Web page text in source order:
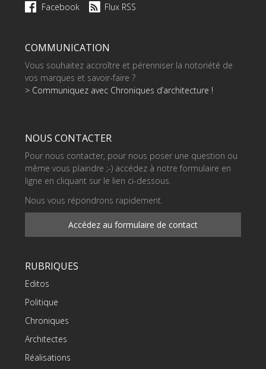
Facebook Flux RSS
COMMUNICATION
Vous souhaitez accroître et pérenniser la notoriété de
vos marques et savoir-faire ?
> Communiquez avec Chroniques d’architecture !
NOUS CONTACTER
Pour nous contacter, pour nous poser une question ou
même vous plaindre ;-) accédez à notre formulaire en
ligne en cliquant sur le lien ci-dessous.
Nous vous répondrons rapidement.
Accédez au formulaire de contact
RUBRIQUES
Editos
Politique
Chroniques
Architectes
Réalisations